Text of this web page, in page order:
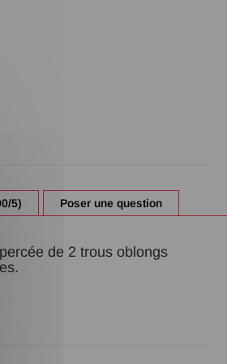
de 2 trous oblongs
5) Poser une question